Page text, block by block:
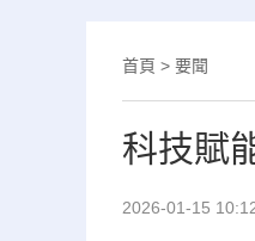
首頁 > 要聞
科技賦
2026-01-15